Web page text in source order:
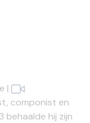
|
componist en
behaalde hij zijn